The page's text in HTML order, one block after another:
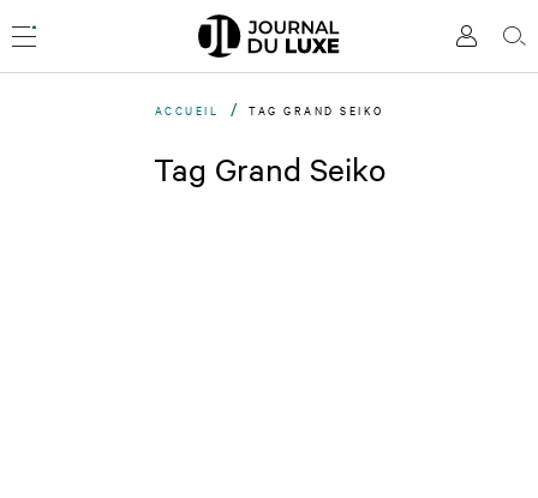
directement
Mon
Menu
ACCUEIL TAG GRAND SEIKO
Tag Grand Seiko